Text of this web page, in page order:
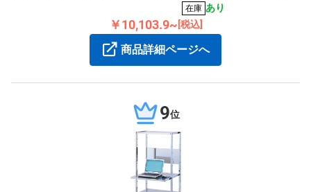
の運搬や保管に適しています。内寸160×160×177mm、外寸
在庫 あり
￥10,103.9~ [税込]
商品詳細ページへ
9位